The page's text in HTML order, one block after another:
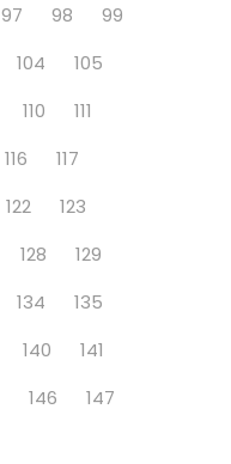
97 98
99
104
105
110
111
116
117
122
123
128
129
134
135
140
141
146
147